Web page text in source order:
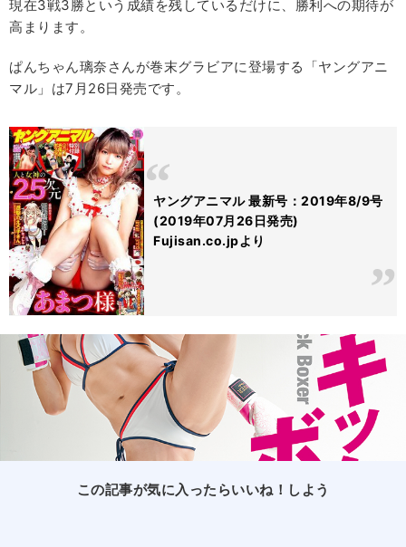
現在3戦3勝という成績を残しているだけに、勝利への期待が
高まります。
ぱんちゃん璃奈さんが巻末グラビアに登場する「ヤングアニ
マル」は7月26日発売です。
ヤングアニマル 最新号：2019年8/9号
(2019年07月26日発売)
Fujisan.co.jpより
この記事が気に入ったらいいね！しよう